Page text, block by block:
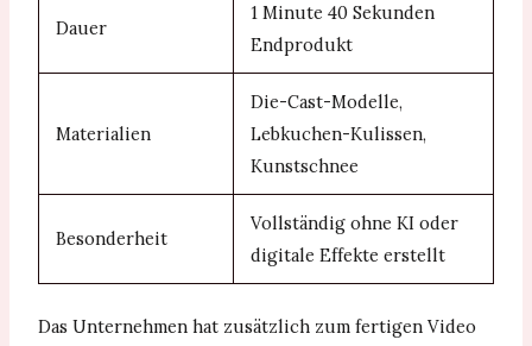
Dauer
1 Minute 40 Sekunden
Endprodukt
Materialien
Die-Cast-Modelle,
Lebkuchen-Kulissen,
Kunstschnee
Besonderheit
Vollständig ohne KI oder
digitale Effekte erstellt
Das Unternehmen hat zusätzlich zum fertigen Video